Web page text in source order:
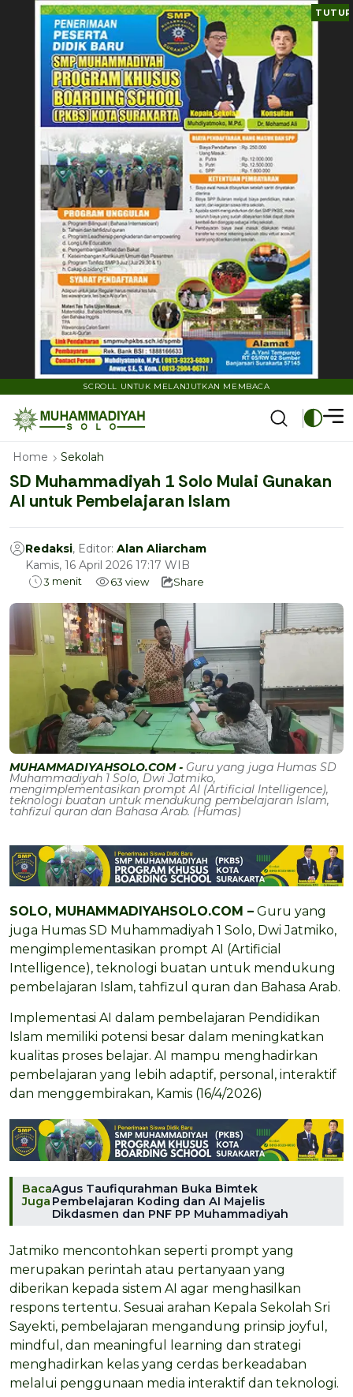
TUTUP
SCROLL UNTUK MELANJUTKAN MEMBACA
Home Sekolah
SD Muhammadiyah 1 Solo Mulai Gunakan
AI untuk Pembelajaran Islam
Redaksi, Editor: Alan Aliarcham
Kamis, 16 April 2026 17:17 WIB
3 menit 63 view Share
MUHAMMADIYAHSOLO.COM - Guru yang juga Humas SD
Muhammadiyah 1 Solo, Dwi Jatmiko,
mengimplementasikan prompt AI (Artificial Intelligence),
teknologi buatan untuk mendukung pembelajaran Islam,
tahfizul quran dan Bahasa Arab. (Humas)
SOLO, MUHAMMADIYAHSOLO.COM – Guru yang
juga Humas SD Muhammadiyah 1 Solo, Dwi Jatmiko,
mengimplementasikan prompt AI (Artificial
Intelligence), teknologi buatan untuk mendukung
pembelajaran Islam, tahfizul quran dan Bahasa Arab.
Implementasi AI dalam pembelajaran Pendidikan
Islam memiliki potensi besar dalam meningkatkan
kualitas proses belajar. AI mampu menghadirkan
pembelajaran yang lebih adaptif, personal, interaktif
dan menggembirakan, Kamis (16/4/2026)
Baca
Juga
Agus Taufiqurahman Buka Bimtek
Pembelajaran Koding dan AI Majelis
Dikdasmen dan PNF PP Muhammadiyah
Jatmiko mencontohkan seperti prompt yang
merupakan perintah atau pertanyaan yang
diberikan kepada sistem AI agar menghasilkan
respons tertentu. Sesuai arahan Kepala Sekolah Sri
Sayekti, pembelajaran mengandung prinsip joyful,
mindful, dan meaningful learning dan strategi
menghadirkan kelas yang cerdas berkeadaban
melalui penggunaan media interaktif dan teknologi.